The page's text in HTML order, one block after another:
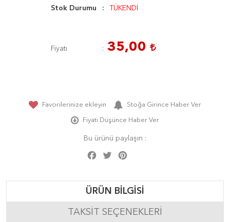
Stok Durumu
TÜKENDİ
Fiyatı 35,00
Favorilerinize ekleyin Stoğa Girince Haber Ver
Fiyatı Düşünce Haber Ver
Bu ürünü paylaşın :
Facebook
Twitter
ÜRÜN BILGISI
TAKSIT SEÇENEKLERI